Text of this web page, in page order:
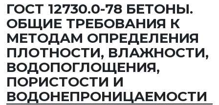
ГОСТ 12730.0-78 БЕТОНЫ.
ОБЩИЕ ТРЕБОВАНИЯ К
МЕТОДАМ ОПРЕДЕЛЕНИЯ
ПЛОТНОСТИ, ВЛАЖНОСТИ,
ВОДОПОГЛОЩЕНИЯ,
ПОРИСТОСТИ И
ВОДОНЕПРОНИЦАЕМОСТИ